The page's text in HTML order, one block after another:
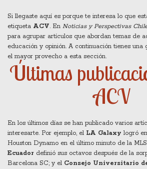
Si llegaste aquí es porque te interesa lo que
etiqueta ACV. En Noticias y Perspectivas
para agrupar artículos que abordan temas de
educación y opinión. A continuación tienes una
el mayor provecho a esta sección.
Últimas
ACV
En los últimos días se han publicado varios
interesarte. Por ejemplo, el LA Galaxy logró
Houston Dynamo en el último minuto de la
Ecuador definió sus octavos después de la
Barcelona SC; y el Consejo Universitario